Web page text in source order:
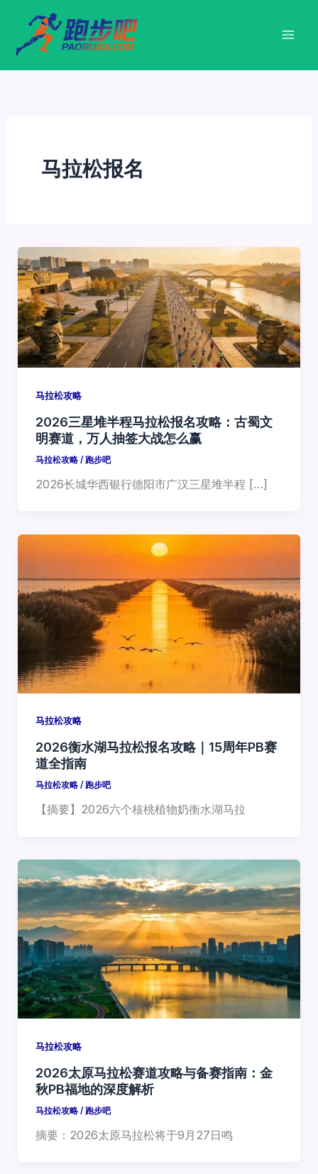
马拉松报名
马拉松攻略
2026三星堆半程马拉松报名攻略：古蜀文
明赛道，万人抽签大战怎么赢
马拉松攻略/ 跑步吧
2026长城华西银行德阳市广汉三星堆半程 […]
马拉松攻略
2026衡水湖马拉松报名攻略｜15周年PB赛
道全指南
马拉松攻略/ 跑步吧
【摘要】2026六个核桃植物奶衡水湖马拉
马拉松攻略
2026太原马拉松赛道攻略与备赛指南：金
秋PB福地的深度解析
马拉松攻略/ 跑步吧
摘要：2026太原马拉松将于9月27日鸣